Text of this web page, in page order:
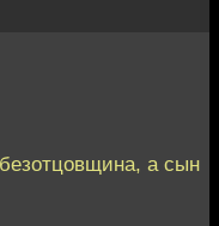
а сын